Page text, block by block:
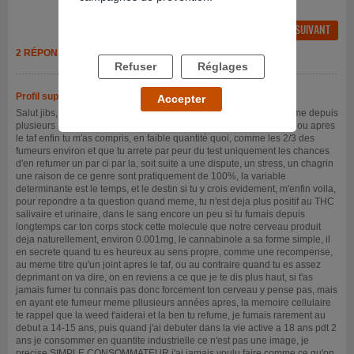
FIL SUIVANT
2 RÉPONSES
Profil supprimé
- 10/08/2018 à 23h11
Salut jibs, je tiens à te donner un réel conseil, tout d'abord si tu fume depuis
plusieurs années quotidiennement meme si c'est avant de dormir ou apres
le taf enfin tu m'as compris, en faible quantité quoi, comme les 2/3 des
fumeurs environ et que tu arrete par peur du test uniquement les chances
d'en refumer un par ci par la, soit suite a une dispute, un stress, un chagrin
une raison de ce genre sont pratiquement de 100%, la variable
determinante est le temps, et le destin si tu y crois evidement, m'enfin voila,
pour repondre a ta question quand meme, tu n'est deja plus positif au THC
salivaire et urinaire, dans le sang encore un peu si tu fumais depuis
longtemps car ton corps stock cette molecule que notre cerveau produit
deja naturellement, environ 0.001mg, le cannabinole a sa forme simple, il
en secrete quand tu es heureux au sens propre, comme une recompense,
au meme titre qu'un joint apres le taf, ou au contraire quand tu es assez
deprimant on va dire, on en reviens a ce que je te dis plus haut, si t'as
jamais fumer tu connais pas donc forcement ton cerveau y pense pas, mais
en ayant ete fumeur meme pllusieurs années apres, la memoire cellulaire
te rappel que la weed t'aiderai et la ben tu refume, je fumais rarement au
debut a 14-15 ans, puis quand j'ai debuter dans la vie active a 18 ans pdt 2
ans je consommer en quantite industrielle ce n'est pas une image, je
Refuser Réglages
Accepter